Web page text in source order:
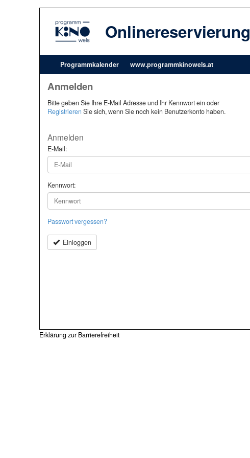
Onlinereservierung
Programmkalender www.programmkinowels.at
Anmelden
Bitte geben Sie Ihre E-Mail Adresse und Ihr Kennwort ein oder
Registrieren Sie sich, wenn Sie noch kein Benutzerkonto haben.
Anmelden
E-Mail:
Kennwort:
Passwort vergessen?
Einloggen
Erklärung zur Barrierefreiheit